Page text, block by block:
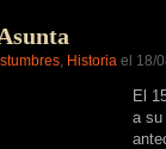
, Historia el 18/
El
a su